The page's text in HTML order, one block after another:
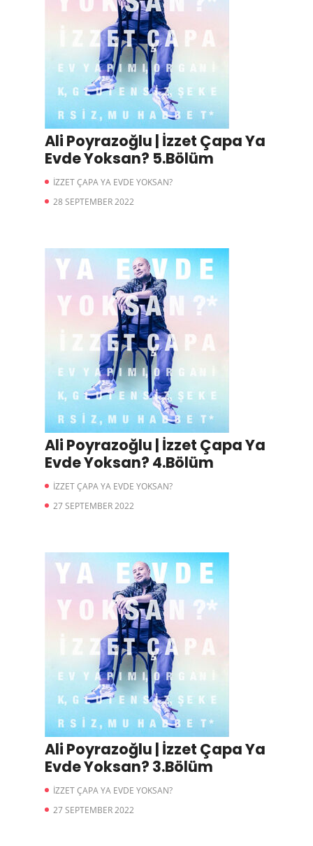
Ali Poyrazoğlu | İzzet Çapa Ya
Evde Yoksan? 5.Bölüm
İZZET ÇAPA YA EVDE YOKSAN?
28 SEPTEMBER 2022
Ali Poyrazoğlu | İzzet Çapa Ya
Evde Yoksan? 4.Bölüm
İZZET ÇAPA YA EVDE YOKSAN?
27 SEPTEMBER 2022
Ali Poyrazoğlu | İzzet Çapa Ya
Evde Yoksan? 3.Bölüm
İZZET ÇAPA YA EVDE YOKSAN?
27 SEPTEMBER 2022